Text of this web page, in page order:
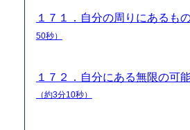
１７１．自分の周りにあるも
50秒）
１７２．自分にある無限の可
（約3分10秒）